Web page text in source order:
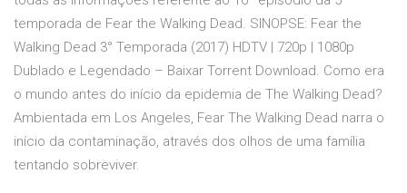
temporada de Fear the Walking Dead. SINOPSE: Fear the
Walking Dead 3° Temporada (2017) HDTV | 720p | 1080p
Dublado e Legendado – Baixar Torrent Download. Como era
o mundo antes do início da epidemia de The Walking Dead?
Ambientada em Los Angeles, Fear The Walking Dead narra o
início da contaminação, através dos olhos de uma família
tentando sobreviver.